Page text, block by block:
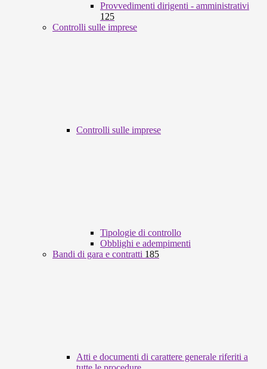
Provvedimenti dirigenti - amministrativi
125
Controlli sulle imprese
Controlli sulle imprese
Tipologie di controllo
Obblighi e adempimenti
Bandi di gara e contratti 185
Atti e documenti di carattere generale riferiti a